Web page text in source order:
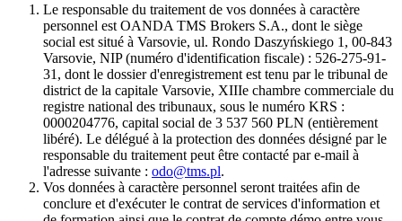
Le responsable du traitement de vos données à caractère
personnel est OANDA TMS Brokers S.A., dont le siège
social est situé à Varsovie, ul. Rondo Daszyńskiego 1, 00-843
Varsovie, NIP (numéro d'identification fiscale) : 526-275-91-
31, dont le dossier d'enregistrement est tenu par le tribunal de
district de la capitale Varsovie, XIIIe chambre commerciale du
registre national des tribunaux, sous le numéro KRS :
0000204776, capital social de 3 537 560 PLN (entièrement
libéré). Le délégué à la protection des données désigné par le
responsable du traitement peut être contacté par e-mail à
l'adresse suivante : odo@tms.pl.
Vos données à caractère personnel seront traitées afin de
conclure et d'exécuter le contrat de services d'information et